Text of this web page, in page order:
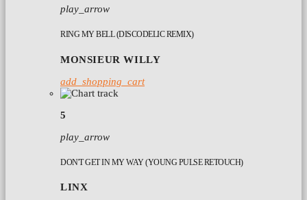
play_arrow
RING MY BELL (DISCODELIC REMIX)
MONSIEUR WILLY
add_shopping_cart
5
play_arrow
DON'T GET IN MY WAY (YOUNG PULSE RETOUCH)
LINX